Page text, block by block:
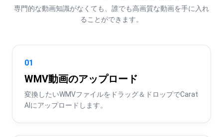
専門的な動画知識がなくても、誰でも高画質な動画を手に入れ
ることができます。
01
WMV動画のアップロード
変換したいWMVファイルをドラッグ＆ドロップでCarat
AIにアップロードします。